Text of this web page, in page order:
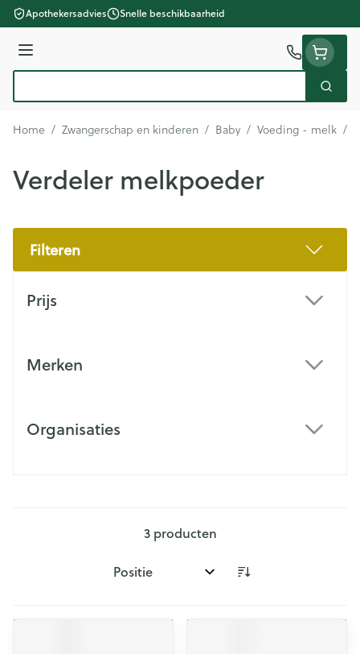
Ga naar de inhoud
Apothekersadvies Snelle beschikbaarheid
Menu
Zoek
Home / Zwangerschap en kinderen / Baby / Voeding - melk /
Verdeler melkpoeder
Filteren
Prijs
Merken
Organisaties
3producten
Sorteer op: